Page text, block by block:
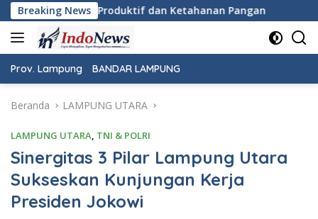
Langsung
ke
konten
Breaking News
dan Ketahanan Pangan Pemeriksaan
Prov. Lampung BANDAR LAMPUNG
Beranda LAMPUNG UTARA
LAMPUNG UTARA, TNI & POLRI
Sinergitas 3 Pilar Lampung Utara
Sukseskan Kunjungan Kerja
Presiden Jokowi